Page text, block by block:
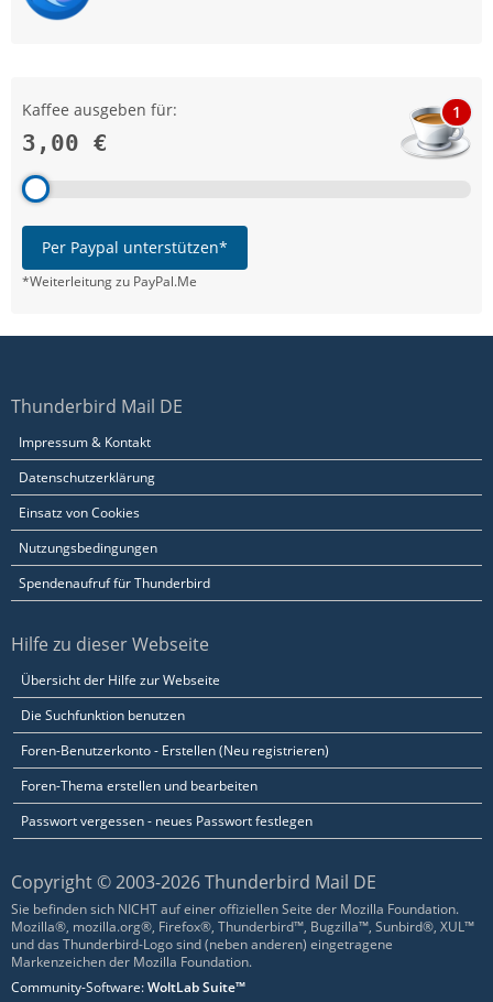
Kaffee ausgeben für:
3,00 €
1
Per Paypal unterstützen*
*Weiterleitung zu PayPal.Me
Thunderbird Mail DE
Impressum & Kontakt
Datenschutzerklärung
Einsatz von Cookies
Nutzungsbedingungen
Spendenaufruf für Thunderbird
Hilfe zu dieser Webseite
Übersicht der Hilfe zur Webseite
Die Suchfunktion benutzen
Foren-Benutzerkonto - Erstellen (Neu registrieren)
Foren-Thema erstellen und bearbeiten
Passwort vergessen - neues Passwort festlegen
Copyright © 2003-2026 Thunderbird Mail DE
Sie befinden sich NICHT auf einer offiziellen Seite der Mozilla Foundation.
Mozilla®, mozilla.org®, Firefox®, Thunderbird™, Bugzilla™, Sunbird®, XUL™
und das Thunderbird-Logo sind (neben anderen) eingetragene
Markenzeichen der Mozilla Foundation.
Community-Software:WoltLab Suite™